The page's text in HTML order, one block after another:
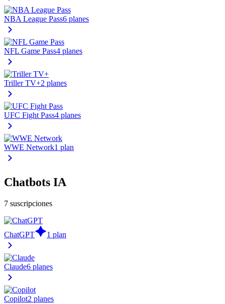
NBA League Pass6 planes
NFL Game Pass4 planes
Triller TV+2 planes
UFC Fight Pass4 planes
WWE Network1 plan
Chatbots IA
7 suscripciones
ChatGPT 1 plan
Claude6 planes
Copilot2 planes